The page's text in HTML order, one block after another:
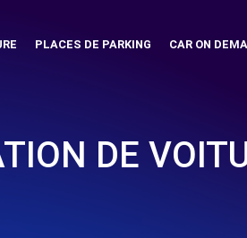
PLACES DE PARKING CAR ON
DE